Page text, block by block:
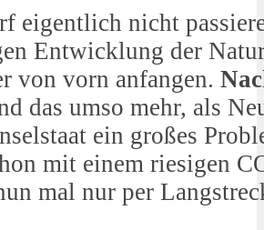
eigentlich nicht
Entwicklung der
von vorn anfangen.
das umso mehr, als
ein großes
mit einem riesigen
mal nur per